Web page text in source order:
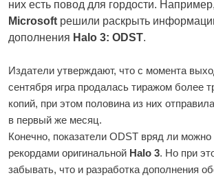
них есть повод для гордости.
Microsoft решили раскрыть
дополнения Halo 3: ODST.
Издатели утверждают, что с момента
сентября игра продалась тиражом более
копий, при этом половина из них
в первый же месяц.
Конечно, показатели ODST вряд ли можно
рекордами оригинальной Halo 3. Но при
забывать, что и разработка дополнения